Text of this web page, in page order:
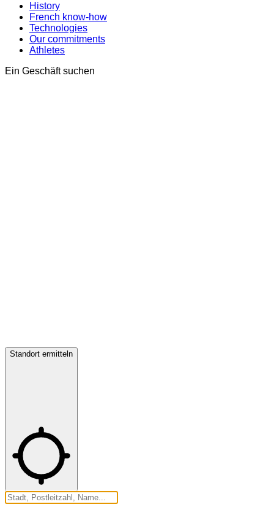
History
French know-how
Technologies
Our commitments
Athletes
Ein Geschäft suchen
Standort ermitteln